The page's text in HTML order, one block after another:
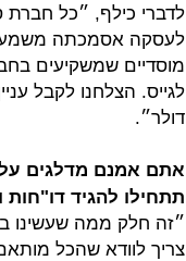
לדברי כילף, ״כל חברת
לעסקה אסמכתה
דולר״.
אתם אמנם מדלגים
תתחילו להגיד דו"חות
״זה חלק ממה שעשינו
צריך לוודא שהכל